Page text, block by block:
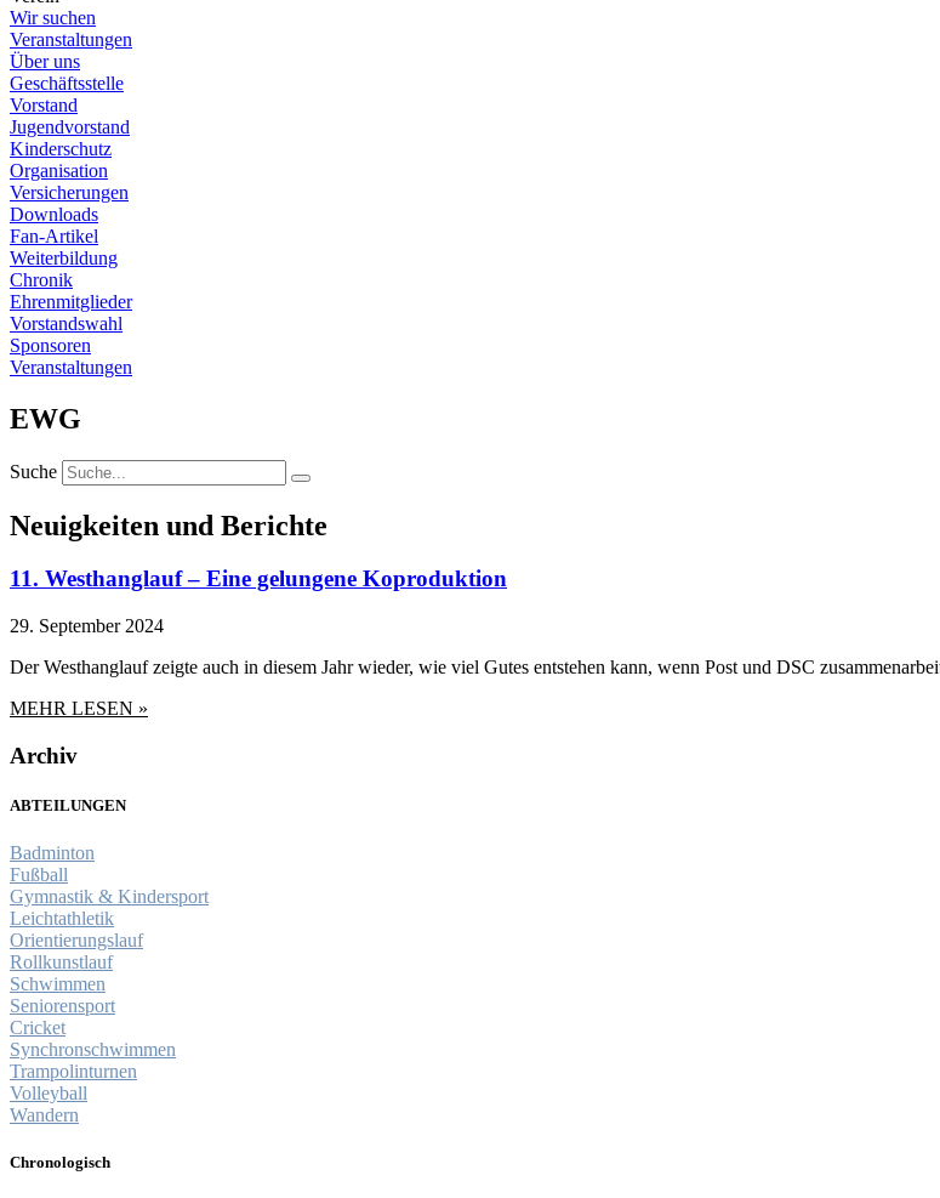
Wir suchen
Veranstaltungen
Über uns
Geschäftsstelle
Vorstand
Jugendvorstand
Kinderschutz
Organisation
Versicherungen
Downloads
Fan-Artikel
Weiterbildung
Chronik
Ehrenmitglieder
Vorstandswahl
Sponsoren
Veranstaltungen
EWG
Suche
Neuigkeiten und Berichte
11. Westhanglauf – Eine gelungene Koproduktion
29. September 2024
Der Westhanglauf zeigte auch in diesem Jahr wieder, wie viel Gutes entstehen kann, wenn Post und DSC
MEHR LESEN »
Archiv
ABTEILUNGEN
Badminton
Fußball
Gymnastik & Kindersport
Leichtathletik
Orientierungslauf
Rollkunstlauf
Schwimmen
Seniorensport
Cricket
Synchronschwimmen
Trampolinturnen
Volleyball
Wandern
Chronologisch